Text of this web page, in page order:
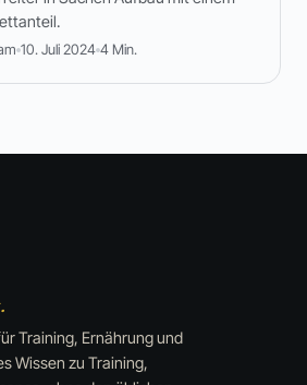
10. Juli 2024 4 Min.
Training, Ernährung und
Wissen zu Training,